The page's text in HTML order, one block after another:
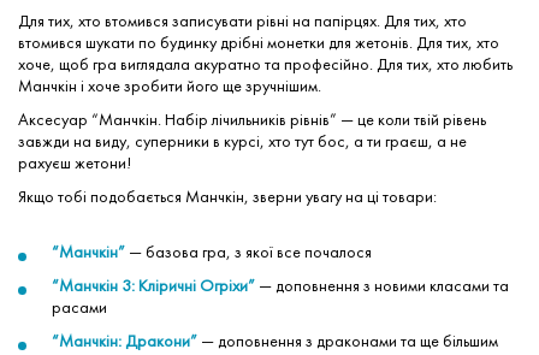
Для тих, хто втомився записувати рівні на папірцях. Для тих, хто
втомився шукати по будинку дрібні монетки для жетонів. Для тих, хто
хоче, щоб гра виглядала акуратно та професійно. Для тих, хто любить
Манчкін і хоче зробити його ще зручнішим.
Аксесуар “Манчкін. Набір лічильників рівнів” — це коли твій рівень
завжди на виду, суперники в курсі, хто тут бос, а ти граєш, а не
рахуєш жетони!
Якщо тобі подобається Манчкін, зверни увагу на ці товари:
“Манчкін” — базова гра, з якої все почалося
“Манчкін 3: Кліричні Огріхи” — доповнення з новими класами та
расами
“Манчкін: Дракони” — доповнення з драконами та ще більшим